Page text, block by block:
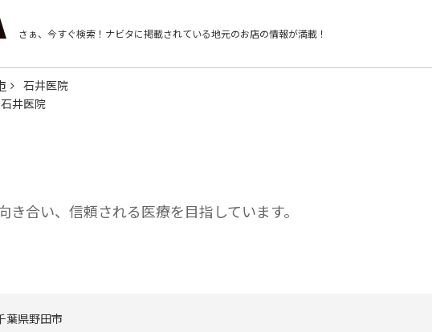
さぁ、今すぐ検索！ ナビタに掲載されている地元のお店の情報が満載！
石井医院
石井医院
き合い、信頼される医療を目指しています。
葉県野田市